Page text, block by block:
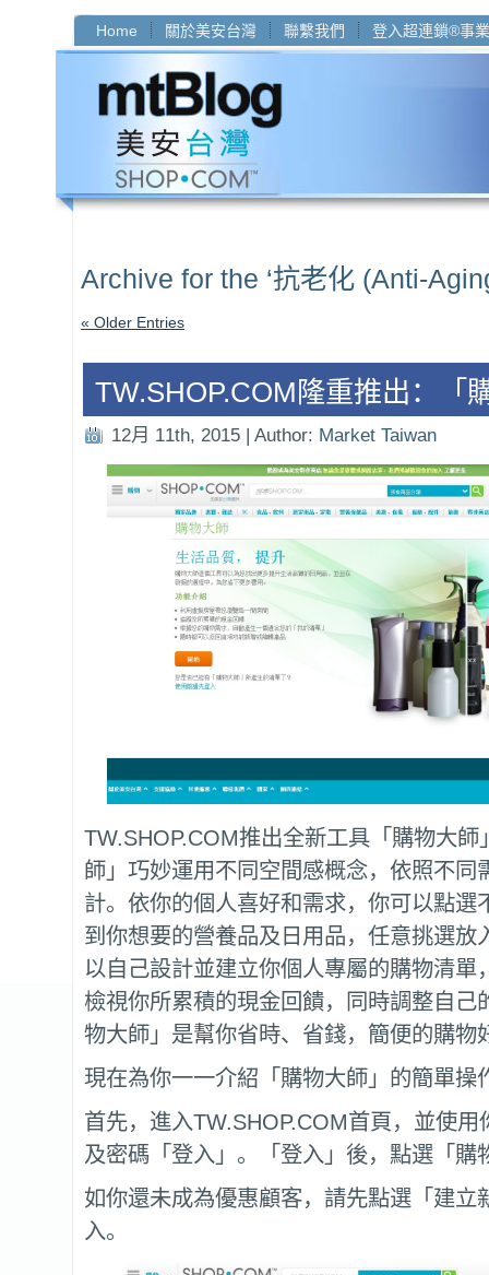
Home 關於美安台灣 聯繫我們 登入超連鎖®事業
Archive for the ‘抗老化 (Anti-
« Older Entries
TW.SHOP.COM隆重推出：「
12月 11th, 2015 | Author: Market Taiwan
TW.SHOP.COM推出全新工具「購物大師
師」巧妙運用不同空間感概念，依照不同
計。依你的個人喜好和需求，你可以點選
到你想要的營養品及日用品，任意挑選放
以自己設計並建立你個人專屬的購物清單
檢視你所累積的現金回饋，同時調整自己
物大師」是幫你省時、省錢，簡便的購物
現在為你一一介紹「購物大師」的簡單操
首先，進入TW.SHOP.COM首頁，並使用
及密碼「登入」。「登入」後，點選「購
如你還未成為優惠顧客，請先點選「建立
入。